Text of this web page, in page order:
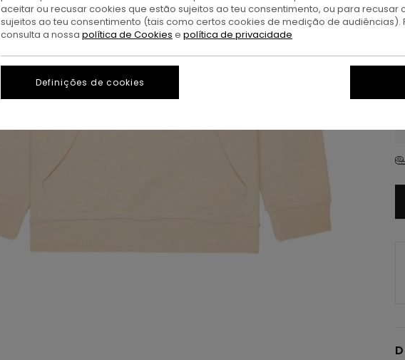
aceitar ou recusar cookies que estão sujeitos ao teu consentimento, ou para recusar
sujeitos ao teu consentimento (tais como certos cookies de medição de audiências).
consulta a nossa política de Cookies e política de privacidade
Definições de cookies